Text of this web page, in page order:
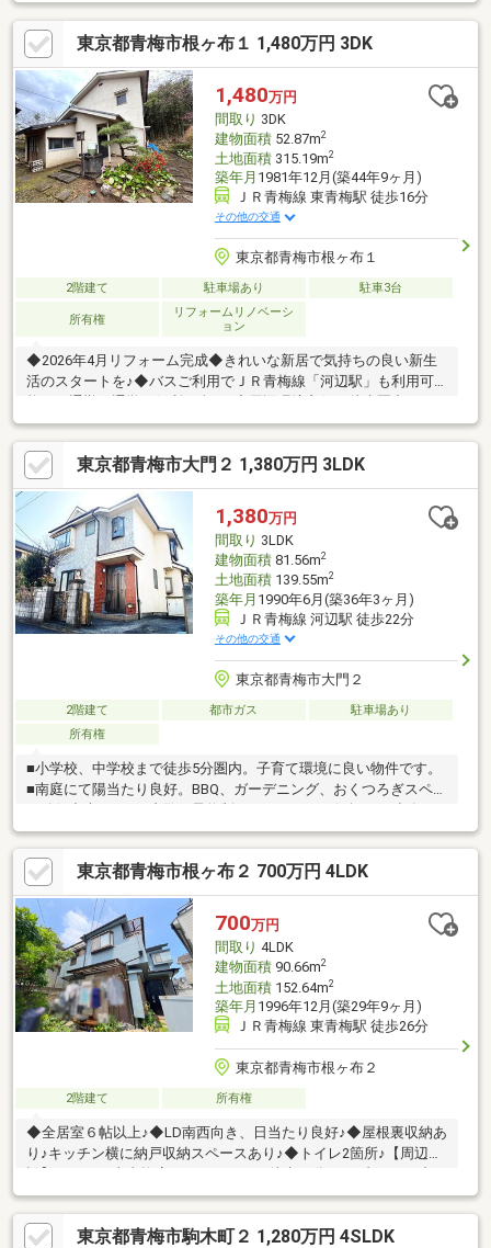
東京都青梅市根ヶ布１ 1,480万円 3DK
1,480万円
間取り 3DK
建物面積52.87m2
土地面積315.19m2
築年月 1981年12月(築44年9ヶ月)
ＪＲ青梅線 東青梅駅 徒歩16分
その他の交通
東京都青梅市根ヶ布１
2階建て 駐車場あり 駐車3台
所有権
リフォームリノベーシ
ョン
◆2026年4月リフォーム完成◆きれいな新居で気持ちの良い新生
活のスタートを♪◆バスご利用でＪＲ青梅線「河辺駅」も利用可
ーパーやコンビニなどが揃っており 生活するにも便利な立地♪
日々の暮らしも便利に快適に過ごせますね♪是非一度ご覧くださ
い！！経験豊富なスタッフが周辺環境も併せて現地をご案内致し
ます♪それぞれのお客様に合わせたご提案を致します！！資金計
画、住宅ローン等についてもお気軽にご相談ください！！ご連絡
お待ちしております♪
東京都青梅市大門２ 1,380万円 3LDK
1,380万円
間取り 3LDK
建物面積81.56m2
土地面積139.55m2
築年月 1990年6月(築36年3ヶ月)
ＪＲ青梅線 河辺駅 徒歩22分
その他の交通
東京都青梅市大門２
2階建て 都市ガス
駐車場あり
所有権
■小学校、中学校まで徒歩5分圏内。子育て環境に良い物件です。
■南庭にて陽当たり良好。BBQ、ガーデニング、おくつろぎスペー
ス確保出来ます！※内覧は予約制になります。お気軽にご連絡く
ださい。
東京都青梅市根ヶ布２ 700万円 4LDK
700万円
間取り 4LDK
建物面積90.66m2
土地面積152.64m2
築年月 1996年12月(築29年9ヶ月)
ＪＲ青梅線 東青梅駅 徒歩26分
東京都青梅市根ヶ布２
2階建て 所有権
◆全居室６帖以上♪◆LD南西向き、日当たり良好♪◆屋根裏収納あ
り♪キッチン横に納戸収納スペースあり♪◆トイレ2箇所♪【周辺施
青梅四小前店まで1，530m（徒歩20分）医療法人社団純正青梅東
部病院まで2，290m（徒歩29分）～三井住友トラスト不動産は
「信託銀行系不動産会社」です～不動産のご紹介から、ご資金計
東京都青梅市駒木町２ 1,280万円 4SLDK